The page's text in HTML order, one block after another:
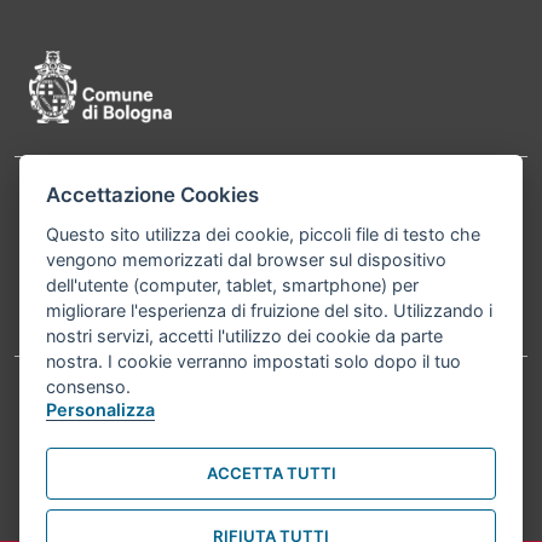
Contatti
Bologna P.Iva 01232710374 Cod. IBAN: IT 88 R
02008 02435 000020067156
Telefono:051203040
Accessibilità Carta dei valori
Informativa sul trattamento dei dati personali Note legali
© Comune di Bologna 2026. Tutti i diritti riservati.
Accettazione Cookies
Questo sito utilizza dei cookie, piccoli file di testo che
vengono memorizzati dal browser sul dispositivo
dell'utente (computer, tablet, smartphone) per
migliorare l'esperienza di fruizione del sito. Utilizzando i
nostri servizi, accetti l'utilizzo dei cookie da parte
nostra. I cookie verranno impostati solo dopo il tuo
consenso.
Personalizza
ACCETTA TUTTI
RIFIUTA TUTTI